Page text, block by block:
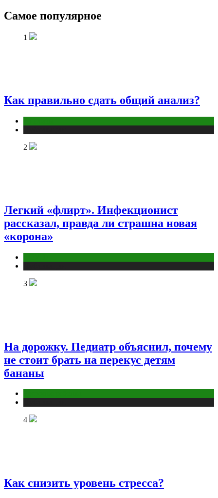
Самое популярное
1
Как правильно сдать общий анализ?
2
Легкий «флирт». Инфекционист
рассказал, правда ли страшна новая
«корона»
3
На дорожку. Педиатр объяснил, почему
не стоит брать на перекус детям
бананы
4
Как снизить уровень стресса?